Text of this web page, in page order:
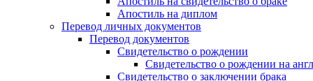
Апостиль на диплом
Перевод личных документов
Перевод документов
Свидетельство о рождении
Свидетельство о рождении на
Свидетельство о заключении брака